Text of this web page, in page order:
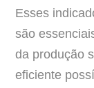
Esses
são
da produção
eficiente